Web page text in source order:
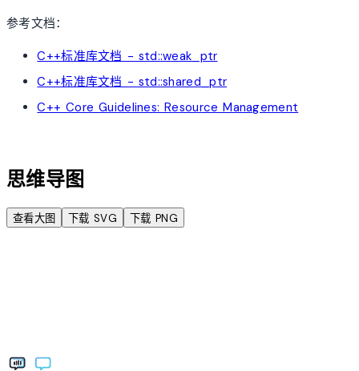
参考文档：
C++标准库文档 - std::weak_ptr
C++标准库文档 - std::shared_ptr
C++ Core Guidelines: Resource Management
思维导图
查看大图 下载 SVG 下载 PNG